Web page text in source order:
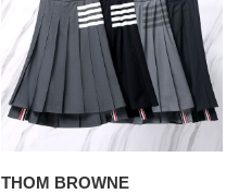
THOM BROWNE